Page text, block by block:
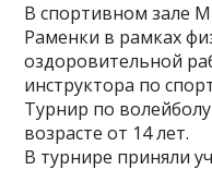
В спортивном зале
Раменки в рамках
оздоровительной
инструктора по
Турнир по
возрасте от 14 лет.
В турнире приняли